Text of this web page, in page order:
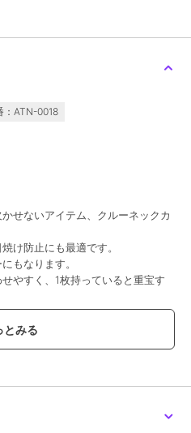
：ATN-0018
せないアイテム、クルーネックカ
け防止にも最適です。
もなります。
やすく、1枚持っていると重宝す
バツグン！